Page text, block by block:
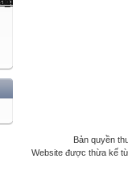
Bản quyền
Website được thừa kế